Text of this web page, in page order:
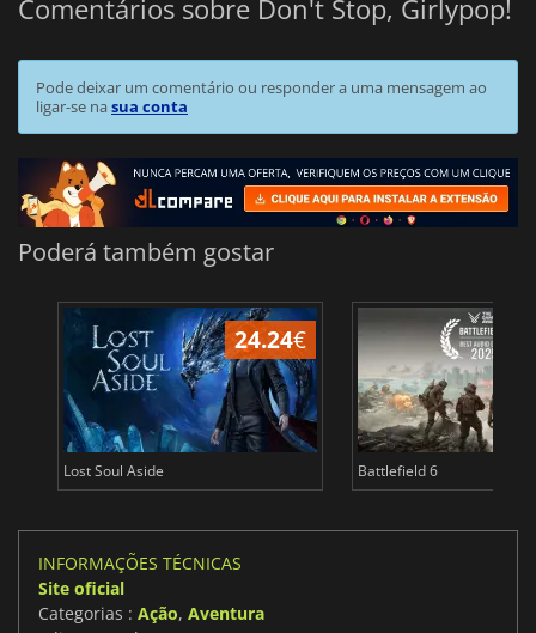
Comentários sobre Don't Stop, Girlypop!
Pode deixar um comentário ou responder a uma mensagem ao
ligar-se nasua conta
Poderá também gostar
24.24€
Lost Soul Aside Battlefield 6
INFORMAÇÕES TÉCNICAS
Site oficial
Categorias : Ação, Aventura